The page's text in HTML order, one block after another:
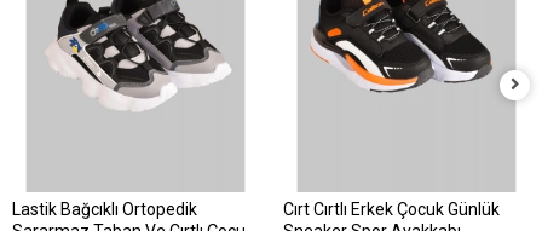
Lastik Bağcıklı Ortopedik
Cırt Cırtlı Erkek Çocuk Günlük